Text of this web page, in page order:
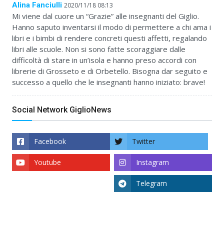
Alina Fanciulli 2020/11/18 08:13
Mi viene dal cuore un “Grazie” alle insegnanti del Giglio.
Hanno saputo inventarsi il modo di permettere a chi ama i
libri e i bimbi di rendere concreti questi affetti, regalando
libri alle scuole. Non si sono fatte scoraggiare dalle
difficoltà di stare in un’isola e hanno preso accordi con
librerie di Grosseto e di Orbetello. Bisogna dar seguito e
successo a quello che le insegnanti hanno iniziato: brave!
Social Network GiglioNews
Facebook Twitter
Instagram
Youtube
Telegram